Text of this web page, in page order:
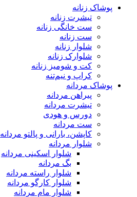
پوشاک زنانه
تیشرت زنانه
ست خانگی زنانه
ست زنانه
شلوار زنانه
شلوارک زنانه
کت و شومیز زنانه
کراپ و نیم‌تنه
پوشاک مردانه
پیراهن مردانه
تیشرت مردانه
دورس و هودی
ست مردانه
کاپشن، بارانی و پالتو مردانه
شلوار مردانه
شلوار اسکینی مردانه
بگ مردانه
شلوار راسته مردانه
شلوار کارگو مردانه
شلوار مام مردانه